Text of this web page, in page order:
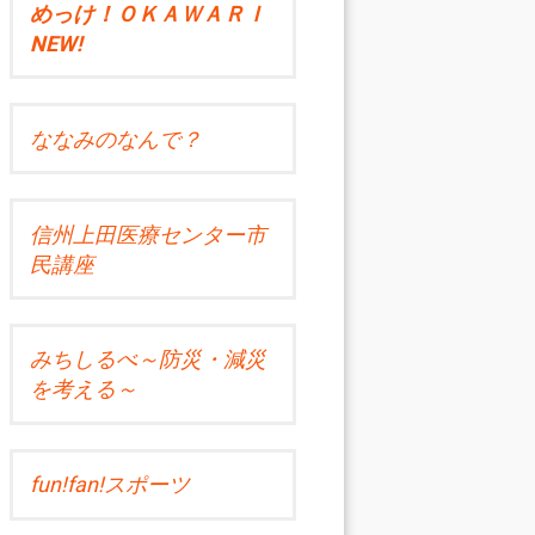
めっけ！ＯＫＡＷＡＲＩ
NEW!
ななみのなんで？
信州上田医療センター市
民講座
みちしるべ～防災・減災
を考える～
fun!fan!スポーツ